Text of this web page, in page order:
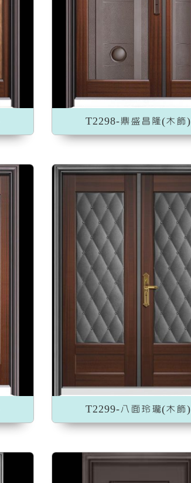
T2298-鼎盛昌隆(木飾)
T2299-八面玲瓏(木飾)
加入收藏